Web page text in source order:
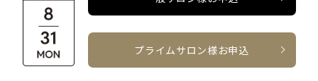
プライムサロン様お申込